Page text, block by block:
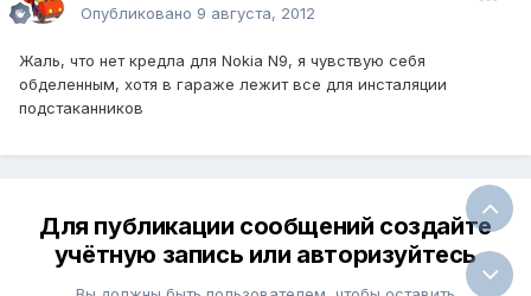
Опубликовано 9 августа, 2012
Жаль, что нет кредла для Nokia N9, я чувствую себя
обделенным, хотя в гараже лежит все для инсталяции
подстаканников
Для публикации сообщений создайте
учётную запись или авторизуйтесь